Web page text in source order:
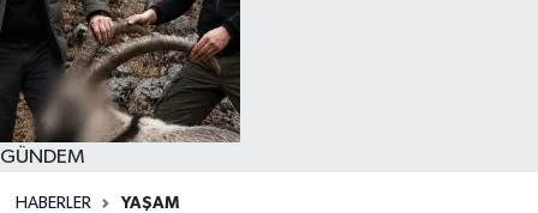
GÜNDEM
HABERLER YAŞAM
DÜNYA
SPOR
MAGAZİN
Trafik Durumu
Süper Lig Puan Durumu ve Fikstür
Tüm Manşetler